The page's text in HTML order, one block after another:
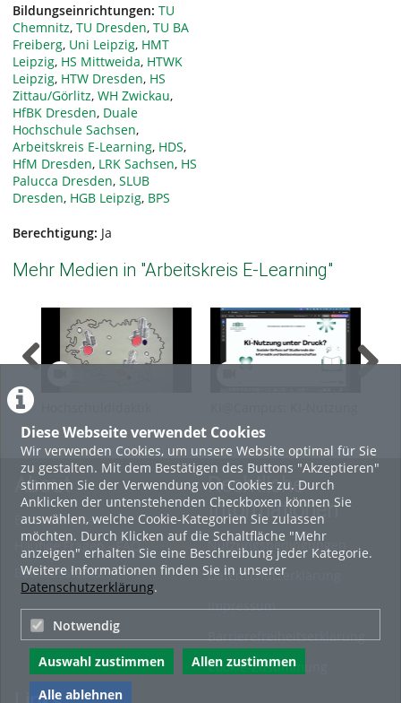
Diese Webseite verwendet Cookies
Wir verwenden Cookies, um unsere Website optimal für Sie
zu gestalten. Mit dem Bestätigen des Buttons "Akzeptieren"
stimmen Sie der Verwendung von Cookies zu. Durch
Anklicken der untenstehenden Checkboxen können Sie
auswählen, welche Cookie-Kategorien Sie zulassen
möchten. Durch Klicken auf die Schaltfläche "Mehr
anzeigen" erhalten Sie eine Beschreibung jeder Kategorie.
Weitere Informationen finden Sie in unserer
Datenschutzerklärung.
Notwendig
Auswahl zustimmen
Allen zustimmen
Alle ablehnen
Bildungseinrichtungen: TU
Chemnitz, TU Dresden, TU BA
Freiberg, Uni Leipzig, HMT
Leipzig, HS Mittweida, HTWK
Leipzig, HTW Dresden, HS
Zittau/Görlitz, WH Zwickau,
HfBK Dresden, Duale
Hochschule Sachsen,
Arbeitskreis E-Learning, HDS,
HfM Dresden, LRK Sachsen, HS
Palucca Dresden, SLUB
Dresden, HGB Leipzig, BPS
Berechtigung: Ja
Mehr Medien in "Arbeitskreis E-Learning"
zwischen Urbanität und
Regionalität
unter Druck? Sozialer
Einfluss auf Studierende
der Informatik und
Geisteswissenschaften
About
Erste Schritte
Häufige Fragen - FAQ
Betriebsstatus
Rechtliche
Informationen
Nutzungsbedingungen
Datenschutzerklärung
Impressum
Barrierefreiheitserklärung
Cookie-Zustimmung